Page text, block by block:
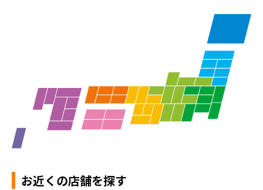
お近くの店舗を探す